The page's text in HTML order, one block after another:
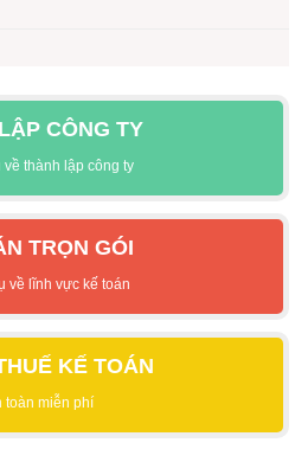
CÔNG TY
về thành lập công ty
TRỌN GÓI
về lĩnh vực kế toán
KẾ TOÁN
toàn miễn phí